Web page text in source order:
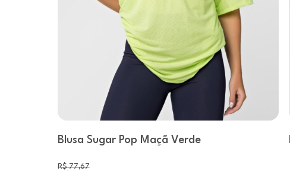
Blusa Sugar Pop Maçã Verde
R$ 77,67